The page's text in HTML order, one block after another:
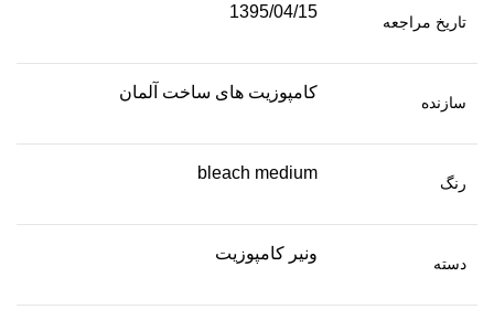
تاریخ مراجعه
1395/04/15
سازنده
کامپوزیت های ساخت آلمان
رنگ
bleach medium
دسته
ونیر کامپوزیت